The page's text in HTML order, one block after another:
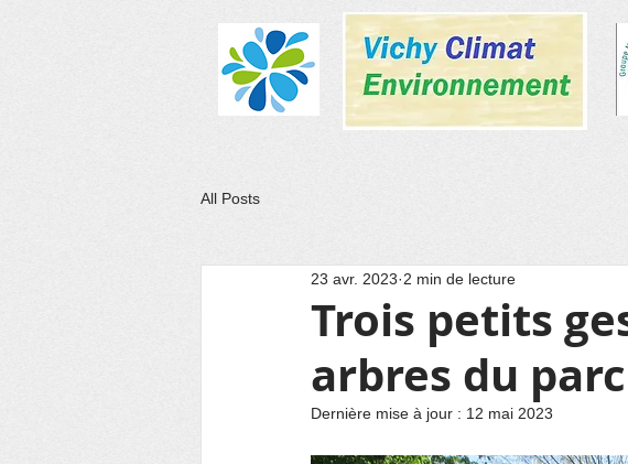
All Posts
Trois petits
arbres du
23 avr. 2023 2 min de lecture
Dernière mise à jour : 12 mai 2023